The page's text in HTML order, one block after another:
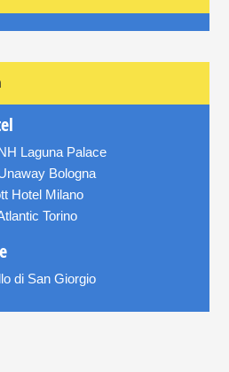
Laguna Palace
Bologna
Hotel Milano
Torino
di San Giorgio